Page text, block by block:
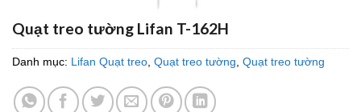
Quạt treo tường Lifan T-162H
Danh mục: Lifan Quạt treo Quạt treo tường Quạt treo tường